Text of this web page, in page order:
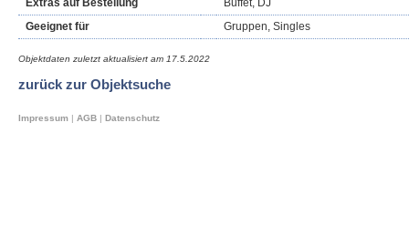
Extras auf Bestellung
Buffet, DJ
Geeignet für
Gruppen, Singles
Objektdaten zuletzt aktualisiert am 17.5.2022
zurück zur Objektsuche
Impressum | AGB | Datenschutz